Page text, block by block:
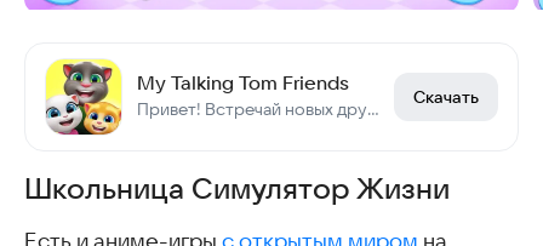
My Talking Tom Friends
Привет! Встречай новых друзей в игре «Мой Говорящий Том: Друзья!»
Скачать
Школьница Симулятор Жизни
Есть и аниме-игры с открытым миром на